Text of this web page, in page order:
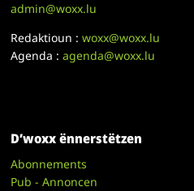
admin@woxx.lu
Redaktioun :woxx@woxx.lu
Agenda :agenda@woxx.lu
D’woxx ënnerstëtzen
Abonnements
Pub - Annoncen